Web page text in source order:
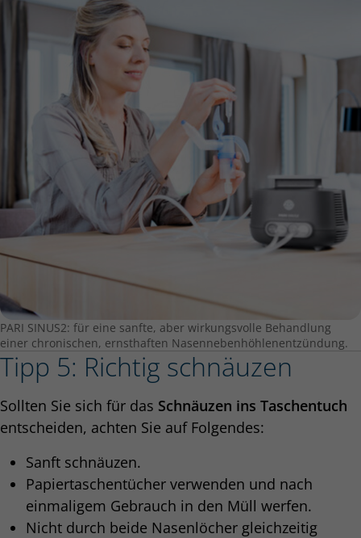
PARI SINUS2: für eine sanfte, aber wirkungsvolle Behandlung
einer chronischen, ernsthaften Nasennebenhöhlenentzündung.
Tipp 5: Richtig schnäuzen
Sollten Sie sich für das Schnäuzen ins Taschentuch
entscheiden, achten Sie auf Folgendes:
Sanft schnäuzen.
Papiertaschentücher verwenden und nach
einmaligem Gebrauch in den Müll werfen.
Nicht durch beide Nasenlöcher gleichzeitig